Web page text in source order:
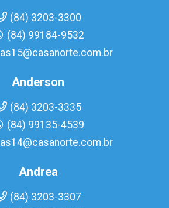
(84) 3203-3300
(84) 99184-9532
Anderson
(84) 3203-3335
(84) 99135-4539
Andrea
(84) 3203-3307